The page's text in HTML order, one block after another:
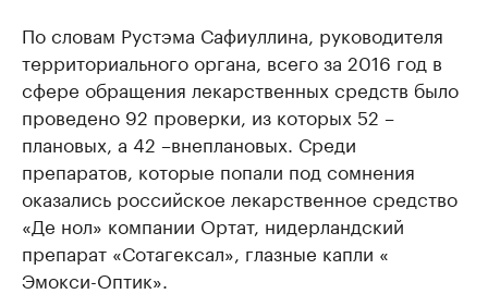
По словам Рустэма Сафиуллина, руководителя
территориального органа, всего за 2016 год в
сфере обращения лекарственных средств было
проведено 92 проверки, из которых 52 –
плановых, а 42 –внеплановых. Среди
препаратов, которые попали под сомнения
оказались российское лекарственное средство
«Де нол» компании Ортат, нидерландский
препарат «Сотагексал», глазные капли «
Эмокси-Оптик».